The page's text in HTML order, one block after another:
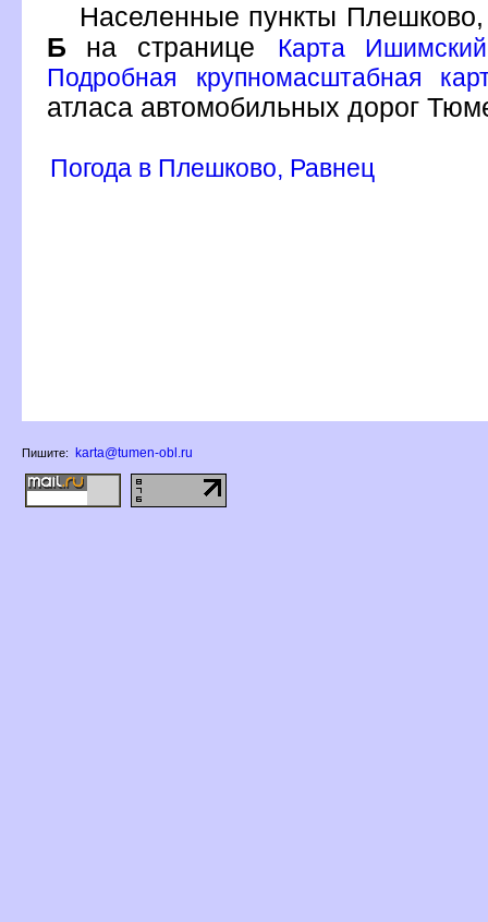
Населенные пункты
Б на странице
Карта
Подробная крупномасштабная
атласа автомобильных дорог
Погода в Плешково, Равнец
Пишите: karta@tumen-obl.ru